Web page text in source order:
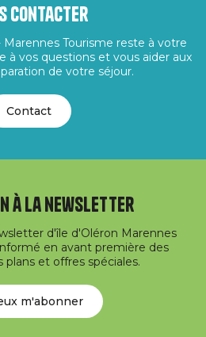
contacter
Tourisme reste à votre
à vos questions et vous aider aux
de votre séjour.
Contact
à la newsletter
d'île d'Oléron Marennes
en avant première des
plans et offres spéciales.
m'abonner